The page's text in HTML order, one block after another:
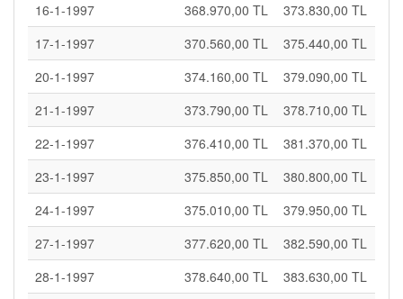
16-1-1997
368.970,00 TL
373.830,00 TL
17-1-1997
370.560,00 TL
375.440,00 TL
20-1-1997
374.160,00 TL
379.090,00 TL
21-1-1997
373.790,00 TL
378.710,00 TL
22-1-1997
376.410,00 TL
381.370,00 TL
23-1-1997
375.850,00 TL
380.800,00 TL
24-1-1997
375.010,00 TL
379.950,00 TL
27-1-1997
377.620,00 TL
382.590,00 TL
28-1-1997
378.640,00 TL
383.630,00 TL